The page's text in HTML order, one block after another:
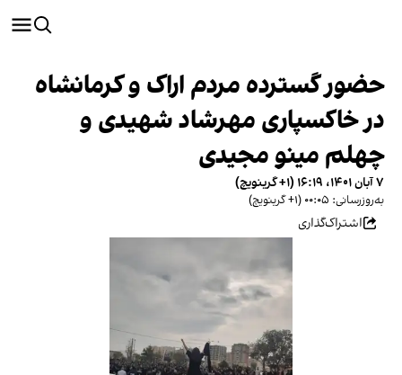
حضور گسترده مردم اراک و کرمانشاه
در خاکسپاری مهرشاد شهیدی و
چهلم مینو مجیدی
۷ آبان ۱۴۰۱، ۱۶:۱۹ (‎+۱ گرینویچ)
به‌روزرسانی: ۰۰:۰۵ (‎+۱ گرینویچ)
اشتراک‌گذاری